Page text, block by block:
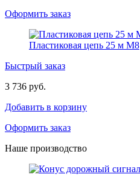
Оформить заказ
Пластиковая цепь 25 м М8
Быстрый заказ
3 736 руб.
Добавить в корзину
Оформить заказ
Наше производство